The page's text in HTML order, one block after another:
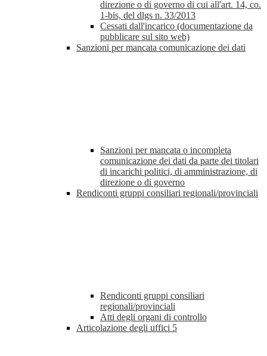
direzione o di governo di cui all'art. 14, co.
1-bis, del dlgs n. 33/2013
Cessati dall'incarico (documentazione da
pubblicare sul sito web)
Sanzioni per mancata comunicazione dei dati
Sanzioni per mancata o incompleta
comunicazione dei dati da parte dei titolari
di incarichi politici, di amministrazione, di
direzione o di governo
Rendiconti gruppi consiliari regionali/provinciali
Rendiconti gruppi consiliari
regionali/provinciali
Atti degli organi di controllo
Articolazione degli uffici 5